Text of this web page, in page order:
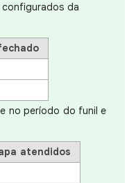
da
no período do funil e
atendidos